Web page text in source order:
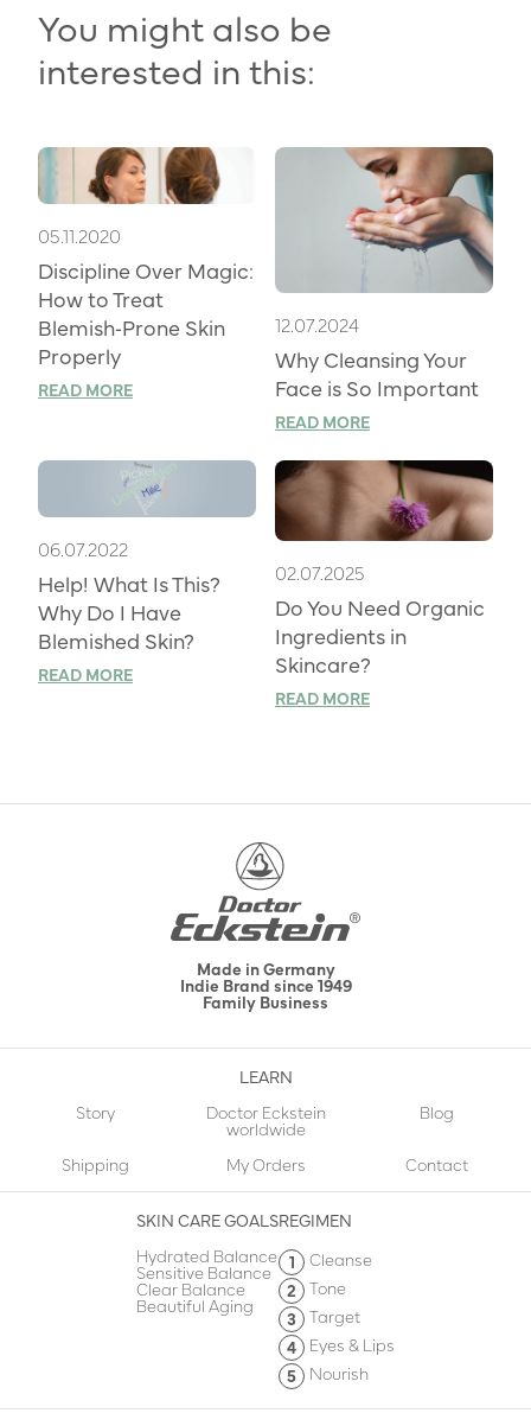
You might also be
interested in this:
05.11.2020
Discipline Over Magic:
How to Treat
Blemish‑Prone Skin
Properly
READ MORE
12.07.2024
Why Cleansing Your
Face is So Important
READ MORE
06.07.2022
Help! What Is This?
Why Do I Have
Blemished Skin?
READ MORE
02.07.2025
Do You Need Organic
Ingredients in
Skincare?
READ MORE
Made in Germany
Indie Brand since 1949
Family Business
LEARN
Story
Doctor Eckstein
worldwide
Blog
Shipping My Orders Contact
SKIN CARE GOALS
Hydrated Balance
Sensitive Balance
Clear Balance
Beautiful Aging
REGIMEN
Cleanse
Tone
Target
Eyes & Lips
Nourish